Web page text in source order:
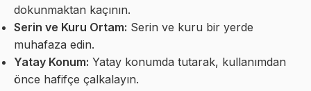
dokunmaktan kaçının.
Serin ve Kuru Ortam: Serin ve kuru bir yerde
muhafaza edin.
Yatay Konum: Yatay konumda tutarak, kullanımdan
önce hafifçe çalkalayın.